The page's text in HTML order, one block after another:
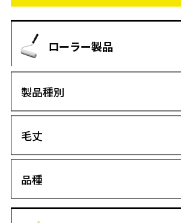
ローラー製品
製品種別
毛丈
品種